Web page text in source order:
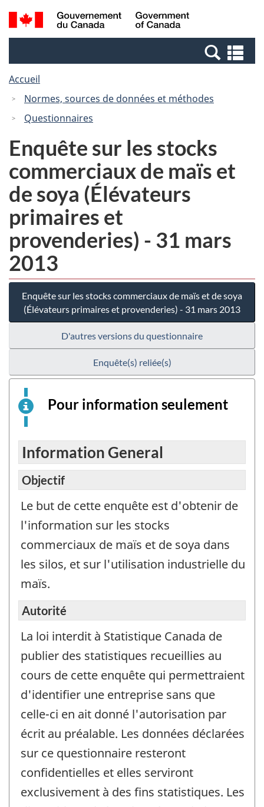
Passer
au
Passer
à
Canada
Recherche
et
et
Accueil
Normes, sources de données et méthodes
Questionnaires
Enquête sur les stocks
commerciaux de maïs et
de soya (Élévateurs
primaires et
provenderies) - 31 mars
2013
Enquête sur les stocks commerciaux de maïs et de soya
(Élévateurs primaires et provenderies) - 31 mars 2013
D'autres versions du questionnaire
Enquête(s) reliée(s)
Pour information seulement
à
et
doit
pas
Information General
Objectif
Le but de cette enquête est d'obtenir de
l'information sur les stocks
commerciaux de maïs et de soya dans
les silos, et sur l'utilisation industrielle du
maïs.
Autorité
La loi interdit à Statistique Canada de
publier des statistiques recueillies au
cours de cette enquête qui permettraient
d'identifier une entreprise sans que
celle-ci en ait donné l'autorisation par
écrit au préalable. Les données déclarées
sur ce questionnaire resteront
confidentielles et elles serviront
exclusivement à des fins statistiques. Les